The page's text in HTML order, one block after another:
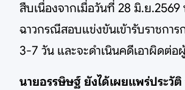
สืบเนื่องจากเมื่อวันที่ 28 มิ.ย
ฉาวกรณีสอบแข่งขันเข้ารับราชกา
3-7 วัน และจะดำเนินคดีเอาผิดต่
นายอรรษิษฐ์ ยังได้เผยแพร่ประ